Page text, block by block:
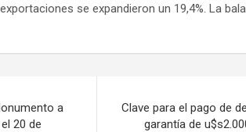
se expandieron un 19,4%. La
a
20 de
Clave para el pago de
garantía de